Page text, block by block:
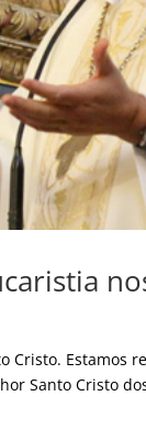
Cristo. Estamos
Santo Cristo